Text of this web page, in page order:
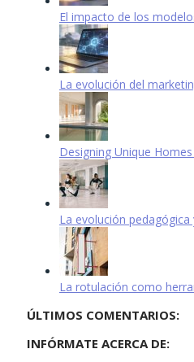
El impacto de los
La evolución del
Designing Unique
La evolución
La rotulación como
ÚLTIMOS COMENTARIOS:
INFÓRMATE ACERCA DE: